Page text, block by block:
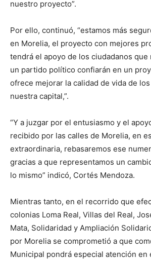
nuestro proyecto”.
Por ello, continuó, “estamos más
en Morelia, el proyecto con mejores
tendrá el apoyo de los ciudadanos que
un partido político confiarán en un
ofrece mejorar la calidad de vida de
nuestra capital,”.
“Y a juzgar por el entusiasmo y el
recibido por las calles de Morelia, en
extraordinaria, rebasaremos ese
gracias a que representamos un
lo mismo” indicó, Cortés Mendoza.
Mientras tanto, en el recorrido que
colonias Loma Real, Villas del Real,
Mata, Solidaridad y Ampliación
por Morelia se comprometió a que
Municipal pondrá especial atención en